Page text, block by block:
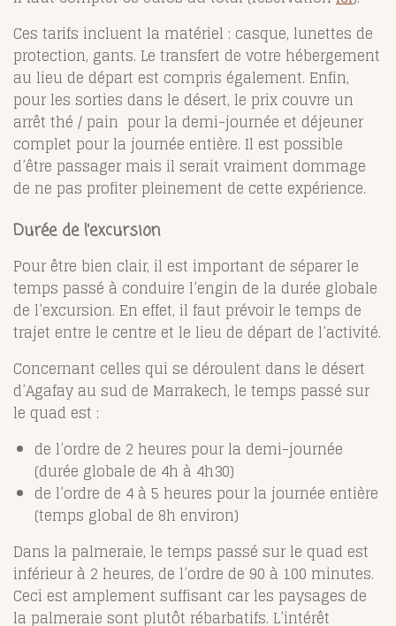
Ces tarifs incluent la matériel : casque, lunettes de
protection, gants. Le transfert de votre hébergement
au lieu de départ est compris également. Enfin,
pour les sorties dans le désert, le prix couvre un
arrêt thé / pain pour la demi-journée et déjeuner
complet pour la journée entière. Il est possible
d’être passager mais il serait vraiment dommage
de ne pas profiter pleinement de cette expérience.
Durée de l’excursion
Pour être bien clair, il est important de séparer le
temps passé à conduire l’engin de la durée globale
de l’excursion. En effet, il faut prévoir le temps de
trajet entre le centre et le lieu de départ de l’activité.
Concernant celles qui se déroulent dans le désert
d’Agafay au sud de Marrakech, le temps passé sur
le quad est :
de l’ordre de 2 heures pour la demi-journée
(durée globale de 4h à 4h30)
de l’ordre de 4 à 5 heures pour la journée entière
(temps global de 8h environ)
Dans la palmeraie, le temps passé sur le quad est
inférieur à 2 heures, de l’ordre de 90 à 100 minutes.
Ceci est amplement suffisant car les paysages de
la palmeraie sont plutôt rébarbatifs. L’intérêt